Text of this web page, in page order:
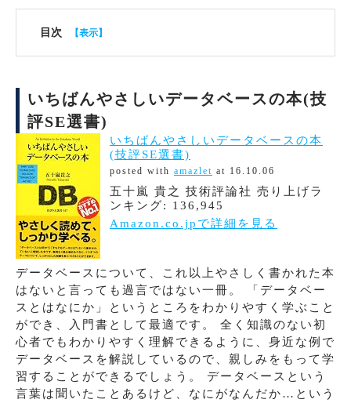
目次
いちばんやさしいデータベースの本(技
評SE選書)
いちばんやさしいデータベースの本
(技評SE選書)
posted with amazlet at 16.10.06
五十嵐 貴之 技術評論社 売り上げラ
ンキング: 136,945
Amazon.co.jpで詳細を見る
データベースについて、これ以上やさしく書かれた本
はないと言っても過言ではない一冊。 「データベー
スとはなにか」というところをわかりやすく学ぶこと
ができ、入門書として最適です。 全く知識のない初
心者でもわかりやすく理解できるように、身近な例で
データベースを解説しているので、親しみをもって学
習することができるでしょう。 データベースという
言葉は聞いたことあるけど、なにがなんだか…という